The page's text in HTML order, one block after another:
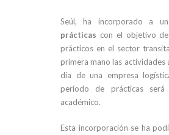
Seúl, ha incorporado a
prácticas con el objetivo
prácticos en el sector
primera mano las actividades
día de una empresa
período de prácticas
académico.
Esta incorporación se ha